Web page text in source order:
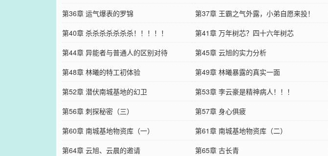
第36章 运气爆表的罗锦
第37章 王霸之气外露，小弟自愿来投！
第40章 杀杀杀杀杀杀杀！！！！！
第41章 万年树芯？四十六年树芯
第44章 异能者与普通人的区别对待
第45章 云旭的实力分析
第48章 林曦的特工初体验
第49章 林曦暴露的真实一面
第52章 潜伏南城基地的幻卫
第53章 李云豪是精神病人！！！
第56章 刺探秘密（三）
第57章 身心俱疲
第60章 南城基地物资库（一）
第61章 南城基地物资库（二）
第64章 云旭、云晨的邀请
第65章 古长青